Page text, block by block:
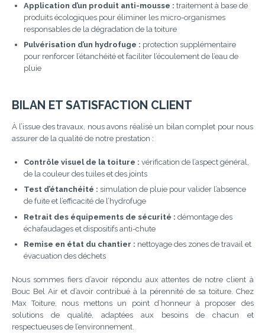
Application d’un produit anti-mousse : traitement à base de
produits écologiques pour éliminer les micro-organismes
responsables de la dégradation de la toiture
Pulvérisation d’un hydrofuge : protection supplémentaire
pour renforcer l’étanchéité et faciliter l’écoulement de l’eau de
pluie
BILAN ET SATISFACTION CLIENT
À l’issue des travaux, nous avons réalisé un bilan complet pour nous
assurer de la qualité de notre prestation :
Contrôle visuel de la toiture : vérification de l’aspect général,
de la couleur des tuiles et des joints
Test d’étanchéité : simulation de pluie pour valider l’absence
de fuite et l’efficacité de l’hydrofuge
Retrait des équipements de sécurité : démontage des
échafaudages et dispositifs anti-chute
Remise en état du chantier : nettoyage des zones de travail et
évacuation des déchets
Nous sommes fiers d’avoir répondu aux attentes de notre client à
Bouc Bel Air et d’avoir contribué à la pérennité de sa toiture. Chez
Max Toiture, nous mettons un point d’honneur à proposer des
solutions de qualité, adaptées aux besoins de chacun et
respectueuses de l’environnement.